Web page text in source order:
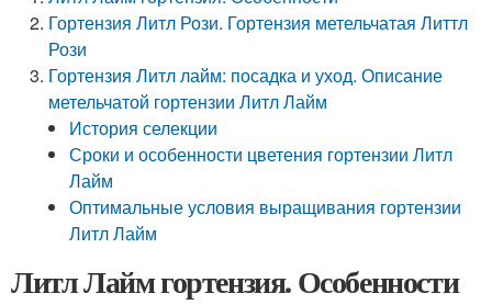
Гортензия Литл Рози. Гортензия метельчатая Литтл
Рози
Гортензия Литл лайм: посадка и уход. Описание
метельчатой гортензии Литл Лайм
История селекции
Сроки и особенности цветения гортензии Литл
Лайм
Оптимальные условия выращивания гортензии
Литл Лайм
Литл Лайм гортензия. Особенности